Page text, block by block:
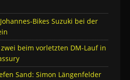
Bikes Suzuki bei der
beim vorletzten DM-Lauf in
Sand: Simon Längenfelder